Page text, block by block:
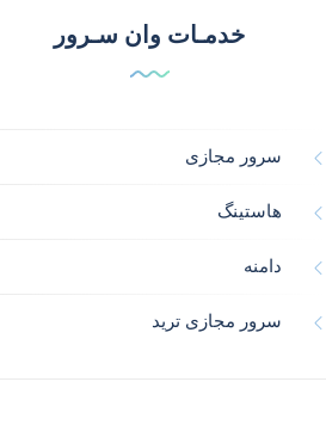
خدمـات وان سـرور
سرور مجازی
هاستینگ
دامنه
سرور مجازی ترید